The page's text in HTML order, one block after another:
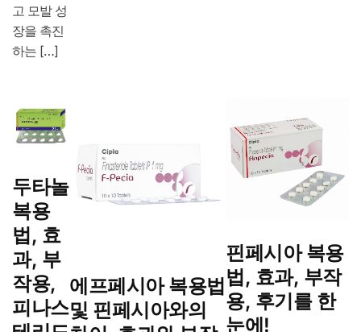
고 모발 성
장을 촉진
하는 […]
두타놀
복용
법, 효
과, 부
작용,
피나스
에프페시아 복용법
및 핀페시아와의
핀페시아 복용
법, 효과, 부작
용, 후기를 한
눈에!